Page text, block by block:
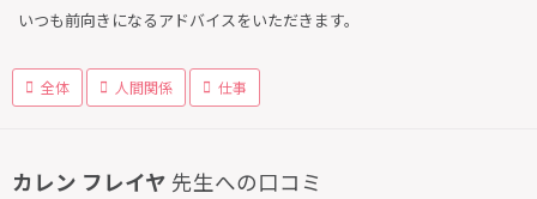
いつも前向きになるアドバイスをいただきます。
全体 人間関係 仕事
カレン フレイヤ 先生への口コミ